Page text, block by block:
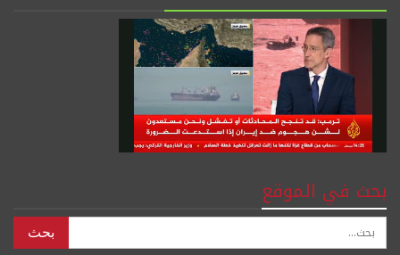
بحث في الموقع